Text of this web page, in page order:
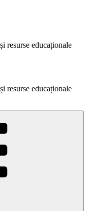
resurse educaționale
resurse educaționale